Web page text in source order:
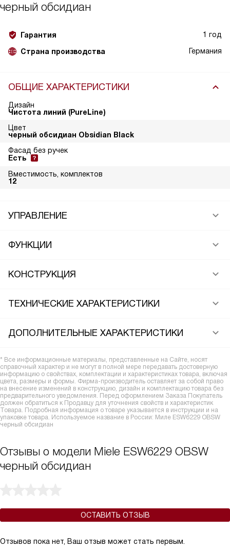
черный обсидиан
Гарантия 1 год
Страна производства Германия
ОБЩИЕ ХАРАКТЕРИСТИКИ
Дизайн
Чистота линий (PureLine)
Цвет
черный обсидиан Obsidian Black
Фасад без ручек
Есть
Вместимость, комплектов
12
УПРАВЛЕНИЕ
ФУНКЦИИ
КОНСТРУКЦИЯ
ТЕХНИЧЕСКИЕ ХАРАКТЕРИСТИКИ
ДОПОЛНИТЕЛЬНЫЕ ХАРАКТЕРИСТИКИ
* Все информационные материалы, представленные на Сайте, носят
справочный характер и не могут в полной мере передавать достоверную
информацию о свойствах, комплектации и характеристиках товара, включая
цвета, размеры и формы. Фирма-производитель оставляет за собой право
на внесение изменений в конструкцию, дизайн и комплектацию товара без
предварительного уведомления. Перед оформлением Заказа Покупатель
должен обратиться к Продавцу для уточнения свойств и характеристик
Товара. Подробная информация о товаре указывается в инструкции и на
упаковке товара. Используемое название в России: Миле ESW6229 OBSW
черный обсидиан
Отзывы о модели Miele ESW6229 OBSW
черный обсидиан
ОСТАВИТЬ ОТЗЫВ
Отзывов пока нет, Ваш отзыв может стать первым.